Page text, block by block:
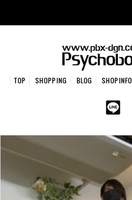
TOP SHOPPING BLOG SHOPINFO